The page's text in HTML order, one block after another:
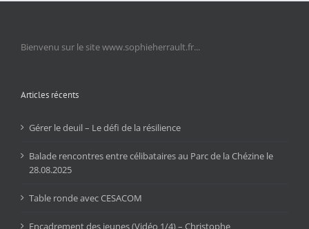
Bienvenu sur le site www.sophieherrault.fr...
Articles récents
Gérer le deuil – Le défi de la résilience
Balade rencontres entre célibataires au Parc de la Chézine le
28.08.2025
Table ronde avec CESACOM
Encadrement des jeunes (Vidéo 1/4) – Christophe